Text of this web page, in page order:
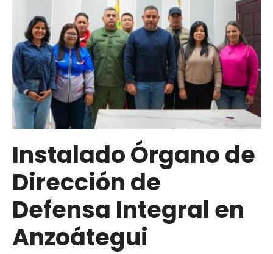
Instalado Órgano de
Dirección de
Defensa Integral en
Anzoátegui